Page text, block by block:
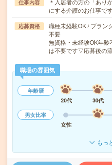
仕事内容
＊入居者の方の「あり
にする介護のお仕事で
応募資格
職種未経験OK / ブラン
不要
無資格・未経験OK年
は不要です▽応募後の
職場の雰囲気
年齢層
20代
30代
男女比率
女性
もっ